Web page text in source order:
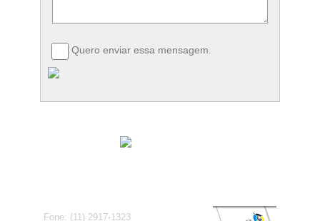
Quero enviar essa mensagem.
Fone: (11) 2917-1323